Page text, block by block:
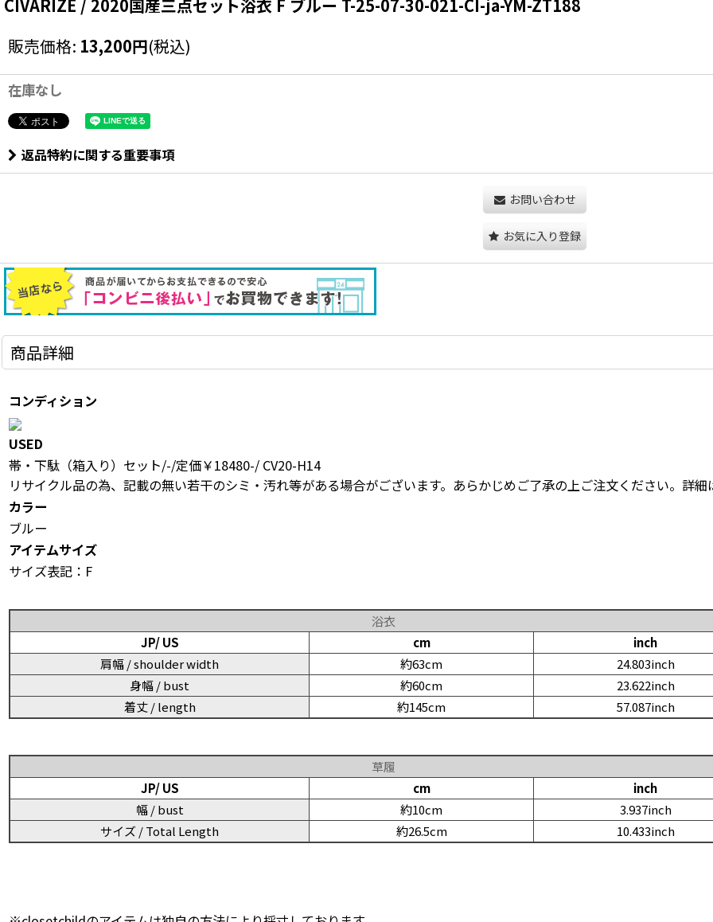
CIVARIZE / 2020国産三点セット浴衣 F ブルー T-25-07-30-021-CI-ja-YM-ZT188
販売価格: 13,200円(税込)
在庫なし
返品特約に関する重要事項
お問い合わせ
お気に入り登録
商品詳細
コンディション
USED
帯・下駄（箱入り）セット/-/定価￥18480-/ CV20-H14
リサイクル品の為、記載の無い若干のシミ・汚れ等がある場合がございます。あらかじめご了承の上ご注文ください。詳細
カラー
ブルー
アイテムサイズ
サイズ表記：F
浴衣
JP/ US
cm
inch
肩幅 / shoulder width
約63cm
24.803inch
身幅 / bust
約60cm
23.622inch
着丈 / length
約145cm 57.087inch
草履
JP/ US
cm
inch
幅 / bust
約10cm
3.937inch
サイズ / Total Length
約26.5cm 10.433inch